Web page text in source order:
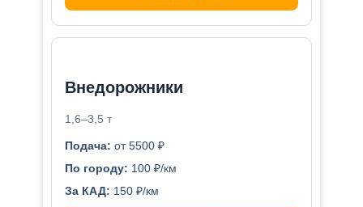
Внедорожники
1,6–3,5 т
Подача: от 5500 ₽
По городу: 100 ₽/км
За КАД: 150 ₽/км